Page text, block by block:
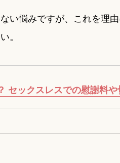
い悩みですが、これを理
。
セックスレスでの慰謝料